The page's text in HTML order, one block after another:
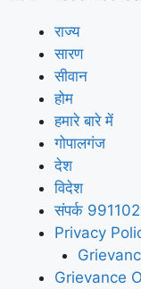
राज्य
सारण
सीवान
होम
हमारे बारे में
गोपालगंज
देश
विदेश
संपर्क
Privacy
Grievance